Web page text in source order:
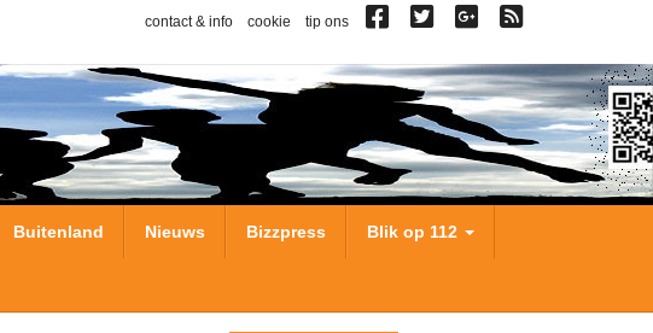
contact & info cookie tip ons
Buitenland Nieuws Bizzpress Blik op 112